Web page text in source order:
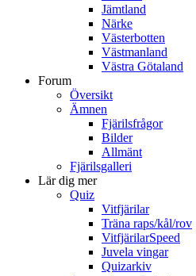
Jämtland
Närke
Västerbotten
Västmanland
Västra Götaland
Forum
Översikt
Ämnen
Fjärilsfrågor
Bilder
Allmänt
Fjärilsgalleri
Lär dig mer
Quiz
Vitfjärilar
Träna raps/kål/rov
VitfjärilarSpeed
Juvela vingar
Quizarkiv